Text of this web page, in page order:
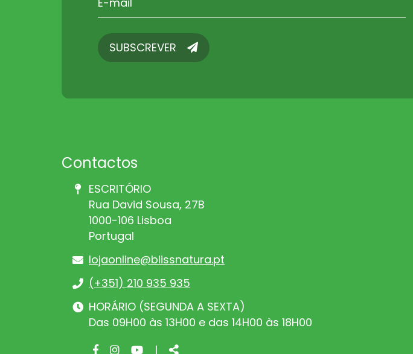
SUBSCREVER
SUBSCREVER
Contactos
ESCRITÓRIO
Rua David Sousa, 27B
1000-106 Lisboa
Portugal
lojaonline@blissnatura.pt
(+351) 210 935 935
HORÁRIO (SEGUNDA A SEXTA)
Das 09H00 às 13H00 e das 14H00 às 18H00
Facebook
Instagram
Youtube
| Share